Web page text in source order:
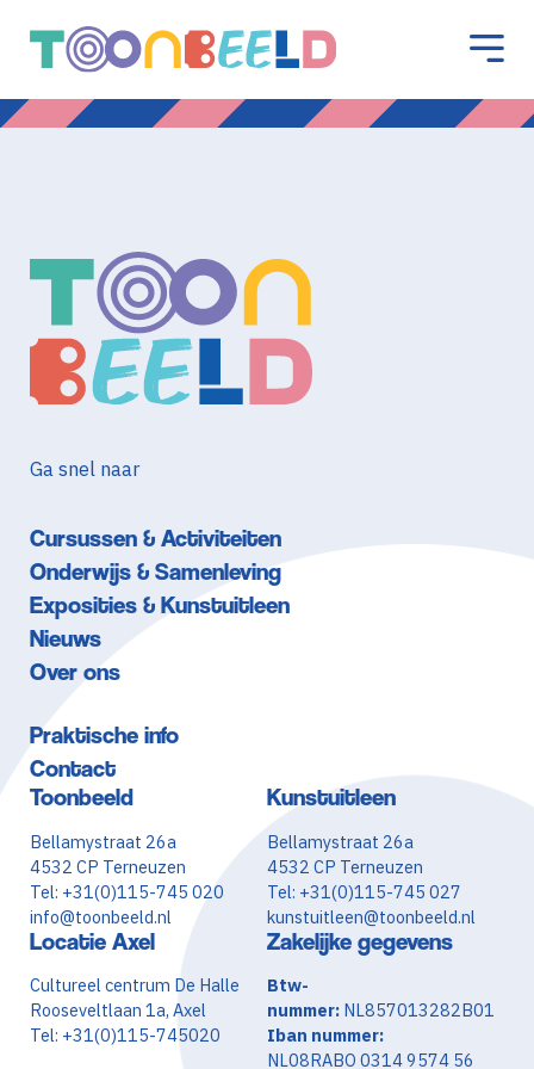
Ga snel naar
Cursussen & Activiteiten
Onderwijs & Samenleving
Exposities & Kunstuitleen
Nieuws
Over ons
Praktische info
Contact
Toonbeeld
Bellamystraat 26a
4532 CP Terneuzen
Tel: +31(0)115-745 020
info@toonbeeld.nl
Kunstuitleen
Bellamystraat 26a
4532 CP Terneuzen
Tel: +31(0)115-745 027
kunstuitleen@toonbeeld.nl
Locatie Axel
Cultureel centrum De Halle
Rooseveltlaan 1a, Axel
Tel: +31(0)115-745020
Zakelijke gegevens
Btw-
nummer: NL857013282B01
Iban nummer:
NL08RABO 0314 9574 56